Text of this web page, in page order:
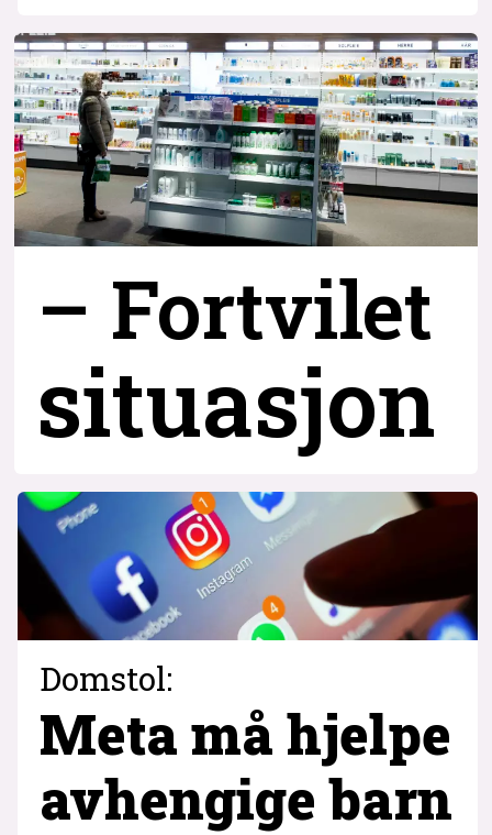
– Fortvilet
situasjon
Domstol:
Meta må hjelpe
avhengige barn